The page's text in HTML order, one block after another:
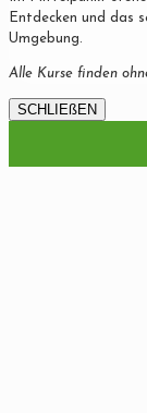
Entdecken und das
Umgebung.
Alle Kurse finden
SCHLIEßEN